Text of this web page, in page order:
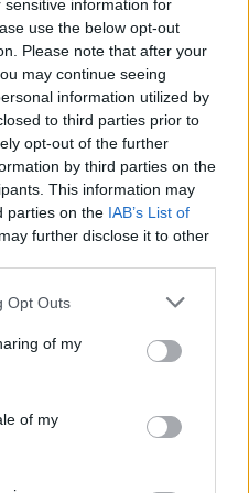
information for
use the below opt-out
Please note that after your
may continue seeing
information utilized by
to third parties prior to
opt-out of the further
by third parties on the
This information may
parties on the IAB’s List of
further disclose it to other
Opt Outs
of my
of my
ήταν χρονιά
με τον μέσο ετήσιο
να διαμορφώνεται σε
χρονιά για την οποία
οι δαπάνες για είδη
αυξηθεί ακόμη
των συνολικών
όσο και σε
ενώ το 2015, τη χρονιά
ανερχόταν σε
φτάσει τα 334,03